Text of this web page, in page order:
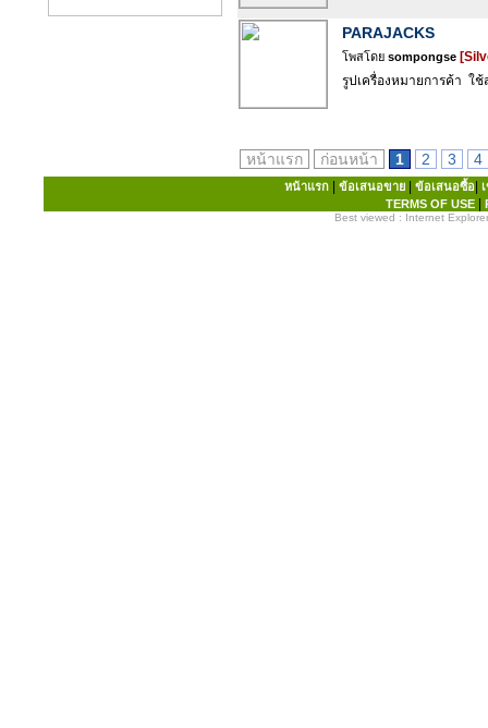
PARAJACKS
โพสโดย sompongse
รูปเครื่องหมายการค้า ใ
หน้าแรก ก่อนหน้า 1 2 3 4
หน้าแรก| ข้อเสนอขาย| ข้อเสนอซื้อ
TERMS OF USE|
Best viewed : Internet